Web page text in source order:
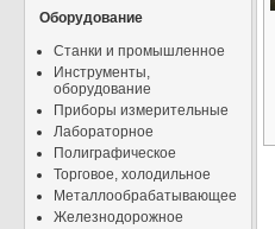
Оборудование
Станки и промышленное
Инструменты,
оборудование
Приборы измерительные
Лабораторное
Полиграфическое
Торговое, холодильное
Металлообрабатывающее
Железнодорожное